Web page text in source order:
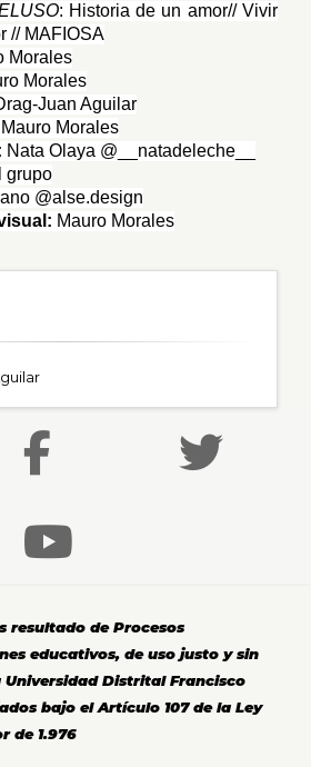
: Historia de un amor// Vivir
// MAFIOSA
Morales
Morales
Juan Aguilar
Morales
Nata Olaya @__natadeleche__
grupo
@alse.design
Mauro Morales
resultado de Procesos
educativos, de uso justo y sin
Distrital Francisco
bajo el Artículo 107 de la Ley
de 1.976